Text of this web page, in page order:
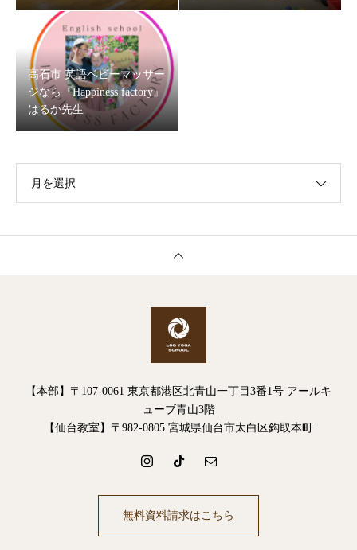
します
高石市 英語ベビーマッサー
ジなら『Happiness factory』
はるか先生
月を選択
【本部】〒107-0061 東京都港区北青山一丁目3番1号 アールキ
ューブ青山3階
【仙台教室】〒982-0805 宮城県仙台市太白区鈎取本町
無料資料請求はこちら